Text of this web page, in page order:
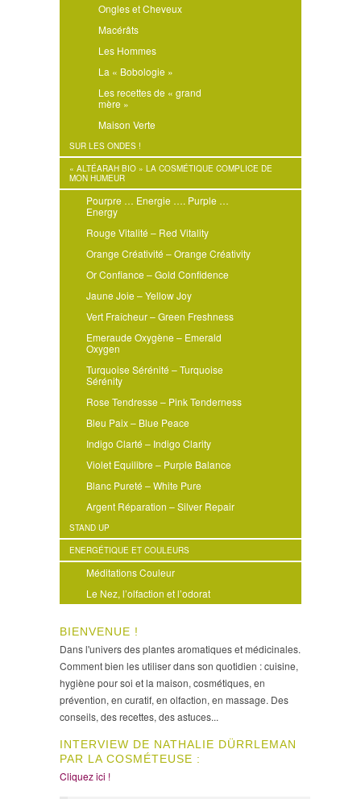
Ongles et Cheveux
Macérâts
Les Hommes
La « Bobologie »
Les recettes de « grand
mère »
Maison Verte
SUR LES ONDES !
« ALTÉARAH BIO » LA COSMÉTIQUE COMPLICE DE
MON HUMEUR
Pourpre … Energie …. Purple …
Energy
Rouge Vitalité – Red Vitality
Orange Créativité – Orange Créativity
Or Confiance – Gold Confidence
Jaune Joie – Yellow Joy
Vert Fraîcheur – Green Freshness
Emeraude Oxygène – Emerald
Oxygen
Turquoise Sérénité – Turquoise
Sérénity
Rose Tendresse – Pink Tenderness
Bleu Paix – Blue Peace
Indigo Clarté – Indigo Clarity
Violet Equilibre – Purple Balance
Blanc Pureté – White Pure
Argent Réparation – Silver Repair
STAND UP
ENERGÉTIQUE ET COULEURS
Méditations Couleur
Le Nez, l’olfaction et l’odorat
BIENVENUE !
Dans l'univers des plantes aromatiques et médicinales.
Comment bien les utiliser dans son quotidien : cuisine,
hygiène pour soi et la maison, cosmétiques, en
prévention, en curatif, en olfaction, en massage. Des
conseils, des recettes, des astuces...
INTERVIEW DE NATHALIE DÜRRLEMAN
PAR LA COSMÉTEUSE :
Cliquez ici !